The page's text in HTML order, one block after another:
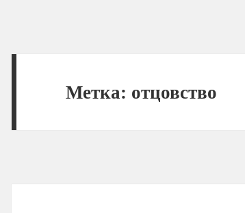
Метка: отцовство